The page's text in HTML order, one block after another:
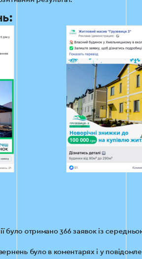
було отримано 366 заявок із
було в коментарях і у